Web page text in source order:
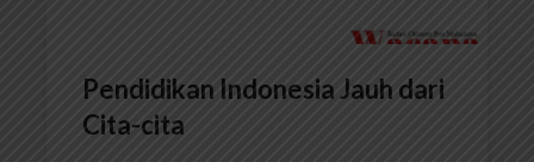
Pendidikan Indonesia Jauh dari
Cita-cita